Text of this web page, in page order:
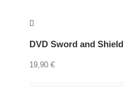
DVD Sword and Shield
19,90 €